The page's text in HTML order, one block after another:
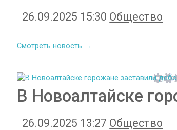
26.09.2025 15:30 Общество
Смотреть новость →
В Новоалтайске
26.09.2025 13:27 Общество